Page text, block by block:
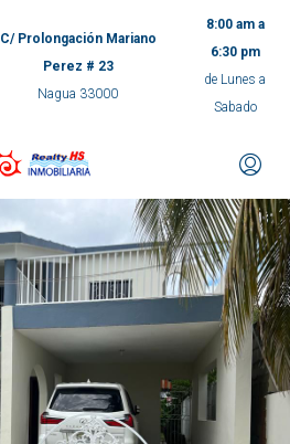
C/ Prolongación Mariano
Perez # 23
Nagua 33000
8:00 am a
6:30 pm
de Lunes a
Sabado